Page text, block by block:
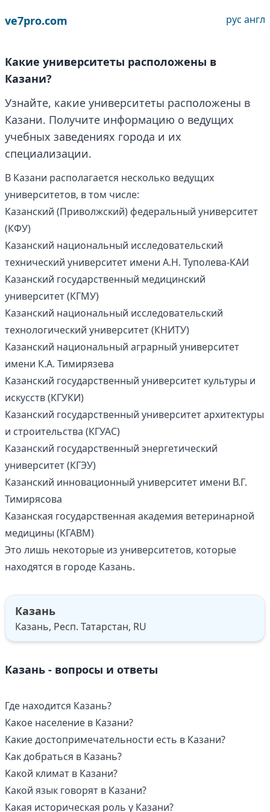
ve7pro.com рус англ
Какие университеты расположены в
Казани?
Узнайте, какие университеты расположены в
Казани. Получите информацию о ведущих
учебных заведениях города и их
специализации.
В Казани располагается несколько ведущих
университетов, в том числе:
Казанский (Приволжский) федеральный университет
(КФУ)
Казанский национальный исследовательский
технический университет имени А.Н. Туполева-КАИ
Казанский государственный медицинский
университет (КГМУ)
Казанский национальный исследовательский
технологический университет (КНИТУ)
Казанский национальный аграрный университет
имени К.А. Тимирязева
Казанский государственный университет культуры и
искусств (КГУКИ)
Казанский государственный университет архитектуры
и строительства (КГУАС)
Казанский государственный энергетический
университет (КГЭУ)
Казанский инновационный университет имени В.Г.
Тимирясова
Казанская государственная академия ветеринарной
медицины (КГАВМ)
Это лишь некоторые из университетов, которые
находятся в городе Казань.
Казань
Казань, Респ. Татарстан, RU
Казань - вопросы и ответы
Где находится Казань?
Какое население в Казани?
Какие достопримечательности есть в Казани?
Как добраться в Казань?
Какой климат в Казани?
Какой язык говорят в Казани?
Какая историческая роль у Казани?